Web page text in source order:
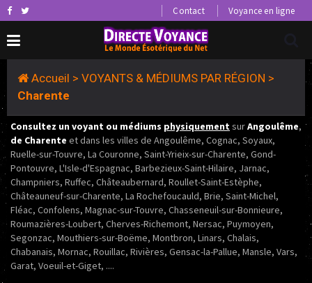
Contact Voyance en ligne
Accueil > VOYANTS & MÉDIUMS PAR RÉGION >
Charente
Consultez un voyant ou médiums physiquementsurAngoulême,
de Charente et dans les villes de Angoulême, Cognac, Soyaux,
Ruelle-sur-Touvre, La Couronne, Saint-Yrieix-sur-Charente, Gond-
Pontouvre, L'Isle-d'Espagnac, Barbezieux-Saint-Hilaire, Jarnac,
Champniers, Ruffec, Châteaubernard, Roullet-Saint-Estèphe,
Châteauneuf-sur-Charente, La Rochefoucauld, Brie, Saint-Michel,
Fléac, Confolens, Magnac-sur-Touvre, Chasseneuil-sur-Bonnieure,
Roumazières-Loubert, Cherves-Richemont, Nersac, Puymoyen,
Segonzac, Mouthiers-sur-Boëme, Montbron, Linars, Chalais,
Chabanais, Mornac, Rouillac, Rivières, Gensac-la-Pallue, Mansle, Vars,
Garat, Voeuil-et-Giget, ....